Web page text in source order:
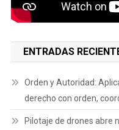
ENTRADAS
Orden y Autoridad:
derecho con orden,
Pilotaje de drones abre